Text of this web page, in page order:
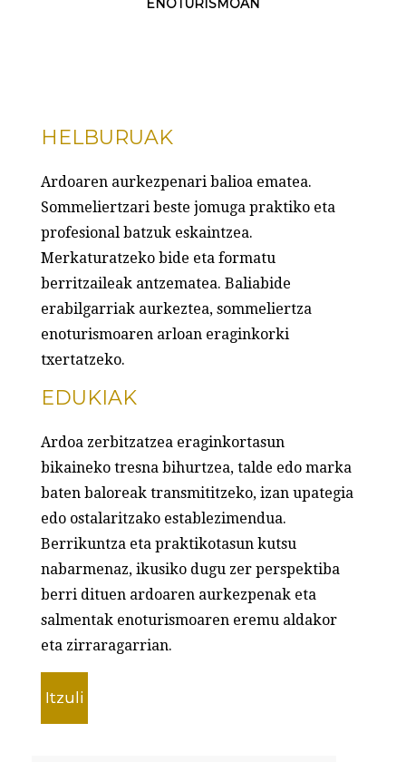
ENOTURISMOAN
HELBURUAK
Ardoaren aurkezpenari balioa ematea.
Sommeliertzari beste jomuga praktiko eta
profesional batzuk eskaintzea.
Merkaturatzeko bide eta formatu
berritzaileak antzematea. Baliabide
erabilgarriak aurkeztea, sommeliertza
enoturismoaren arloan eraginkorki
txertatzeko.
EDUKIAK
Ardoa zerbitzatzea eraginkortasun
bikaineko tresna bihurtzea, talde edo marka
baten baloreak transmititzeko, izan upategia
edo ostalaritzako establezimendua.
Berrikuntza eta praktikotasun kutsu
nabarmenaz, ikusiko dugu zer perspektiba
berri dituen ardoaren aurkezpenak eta
salmentak enoturismoaren eremu aldakor
eta zirraragarrian.
Itzuli